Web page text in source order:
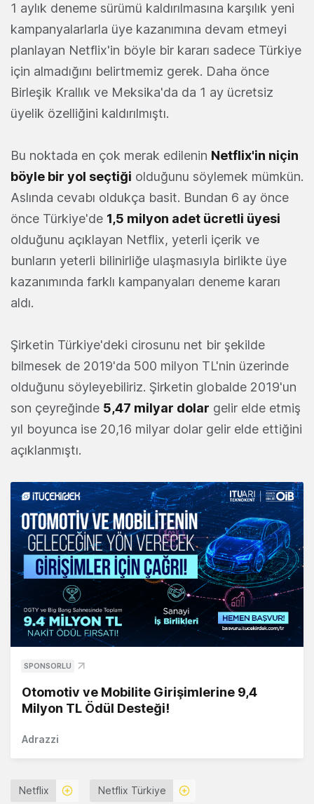
1 aylık deneme sürümü kaldırılmasına karşılık yeni
kampanyalarlarla üye kazanımına devam etmeyi
planlayan Netflix'in böyle bir kararı sadece Türkiye
için almadığını belirtmemiz gerek. Daha önce
Birleşik Krallık ve Meksika'da da 1 ay ücretsiz
üyelik özelliğini kaldırılmıştı.
Bu noktada en çok merak edilenin Netflix'in niçin
böyle bir yol seçtiği olduğunu söylemek mümkün.
Aslında cevabı oldukça basit. Bundan 6 ay önce
önce Türkiye'de 1,5 milyon adet ücretli üyesi
olduğunu açıklayan Netflix, yeterli içerik ve
bunların yeterli bilinirliğe ulaşmasıyla birlikte üye
kazanımında farklı kampanyaları deneme kararı
aldı.
Şirketin Türkiye'deki cirosunu net bir şekilde
bilmesek de 2019'da 500 milyon TL'nin üzerinde
olduğunu söyleyebiliriz. Şirketin globalde 2019'un
son çeyreğinde 5,47 milyar dolar gelir elde etmiş
yıl boyunca ise 20,16 milyar dolar gelir elde ettiğini
açıklanmıştı.
SPONSORLU
Otomotiv ve Mobilite Girişimlerine 9,4
Milyon TL Ödül Desteği!
Adrazzi
Netflix Netflix Türkiye